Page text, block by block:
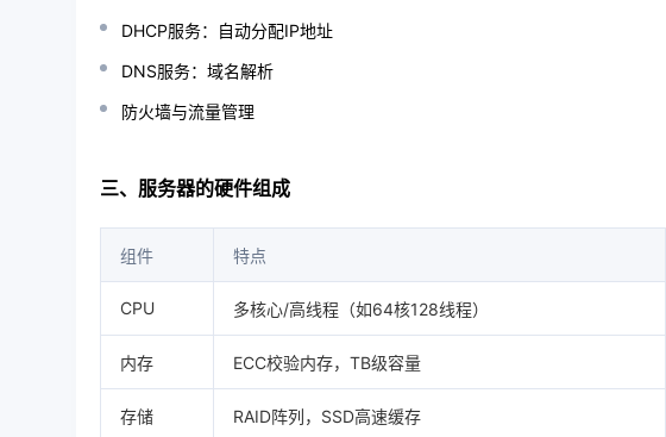
DHCP服务：自动分配IP地址
DNS服务：域名解析
防火墙与流量管理
三、服务器的硬件组成
组件 特点
CPU 多核心/高线程（如64核128线程）
内存 ECC校验内存，TB级容量
存储 RAID阵列，SSD高速缓存